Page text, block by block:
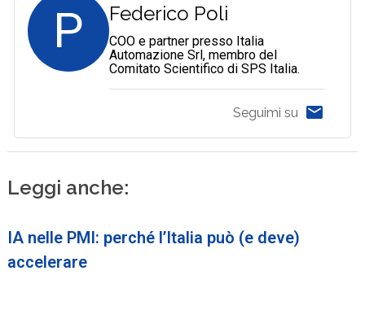
P Federico Poli
COO e partner presso Italia
Automazione Srl, membro del
Comitato Scientifico di SPS Italia.
Seguimi su
Leggi anche:
IA nelle PMI: perché l’Italia può (e deve)
accelerare